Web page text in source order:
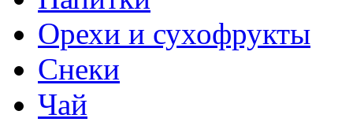
Орехи и сухофрукты
Снеки
Чай